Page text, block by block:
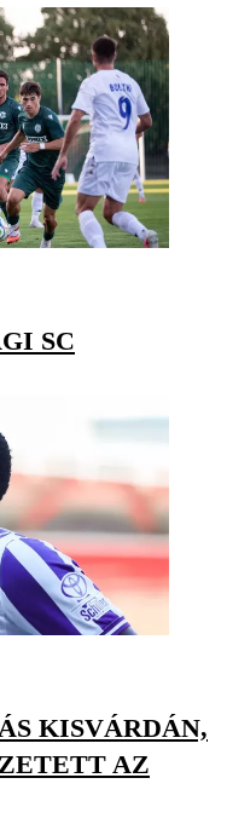
SC
KISVÁRDÁN,
AZ